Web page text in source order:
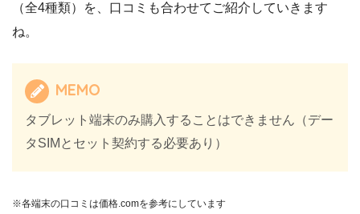
（全4種類）を、口コミも合わせてご紹介していきます
ね。
MEMO
タブレット端末のみ購入することはできません（デー
タSIMとセット契約する必要あり）
※各端末の口コミは価格.comを参考にしています